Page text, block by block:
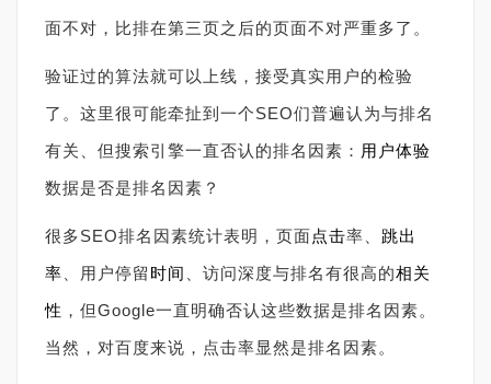
面不对，比排在第三页之后的页面不对严重多了。
验证过的算法就可以上线，接受真实用户的检验
了。这里很可能牵扯到一个SEO们普遍认为与排名
有关、但搜索引擎一直否认的排名因素： 用户体验
数据是否是排名因素？
很多SEO排名因素统计表明，页面点击率、 跳出
率 、用户停留 时间 、访问深度与排名有很高的相关
性 ，但Google一直明确否认这些数据是排名因素。
当然，对百度来说，点击率显然是排名因素。